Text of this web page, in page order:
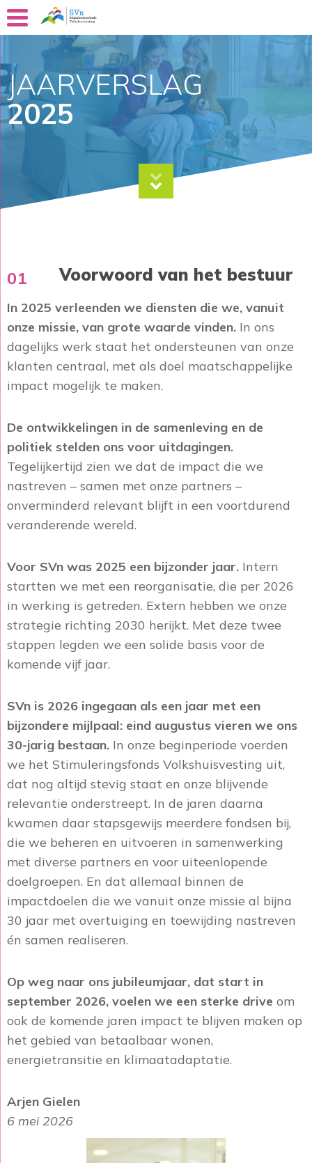
JAARVERSLAG
2025
01 Voorwoord van het bestuur
In 2025 verleenden we diensten die we, vanuit
onze missie, van grote waarde vinden. In ons
dagelijks werk staat het ondersteunen van onze
klanten centraal, met als doel maatschappelijke
impact mogelijk te maken.
De ontwikkelingen in de samenleving en de
politiek stelden ons voor uitdagingen.
Tegelijkertijd zien we dat de impact die we
nastreven – samen met onze partners –
onverminderd relevant blijft in een voortdurend
veranderende wereld.
Voor SVn was 2025 een bijzonder jaar. Intern
startten we met een reorganisatie, die per 2026
in werking is getreden. Extern hebben we onze
strategie richting 2030 herijkt. Met deze twee
stappen legden we een solide basis voor de
komende vijf jaar.
SVn is 2026 ingegaan als een jaar met een
bijzondere mijlpaal: eind augustus vieren we ons
30-jarig bestaan. In onze beginperiode voerden
we het Stimuleringsfonds Volkshuisvesting uit,
dat nog altijd stevig staat en onze blijvende
relevantie onderstreept. In de jaren daarna
kwamen daar stapsgewijs meerdere fondsen bij,
die we beheren en uitvoeren in samenwerking
met diverse partners en voor uiteenlopende
doelgroepen. En dat allemaal binnen de
impactdoelen die we vanuit onze missie al bijna
30 jaar met overtuiging en toewijding nastreven
én samen realiseren.
Op weg naar ons jubileumjaar, dat start in
september 2026, voelen we een sterke drive om
ook de komende jaren impact te blijven maken op
het gebied van betaalbaar wonen,
energietransitie en klimaatadaptatie.
Arjen Gielen
6 mei 2026